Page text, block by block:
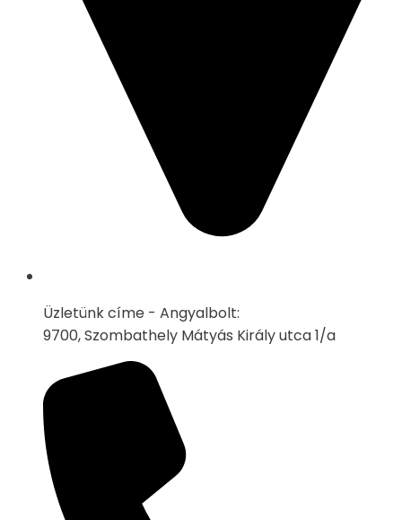
Üzletünk címe - Angyalbolt:
9700, Szombathely Mátyás Király utca 1/a